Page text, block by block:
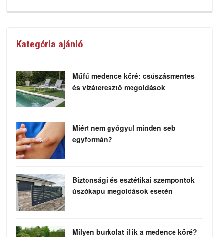
Kategória ajánló
Műfű medence köré: csúszásmentes
és vízáteresztő megoldások
Miért nem gyógyul minden seb
egyformán?
Biztonsági és esztétikai szempontok
úszókapu megoldások esetén
Milyen burkolat illik a medence köré?